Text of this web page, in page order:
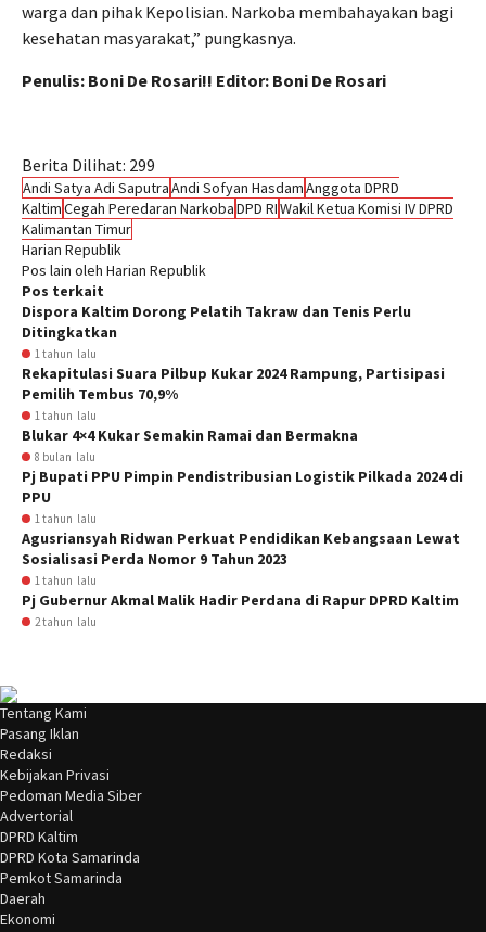
warga dan pihak Kepolisian. Narkoba membahayakan bagi
kesehatan masyarakat,” pungkasnya.
Penulis: Boni De Rosari!! Editor: Boni De Rosari
Berita Dilihat: 299
Andi Satya Adi SaputraAndi Sofyan HasdamAnggota DPRD
KaltimCegah Peredaran NarkobaDPD RIWakil Ketua Komisi IV DPRD
Kalimantan Timur
Harian Republik
Pos lain oleh Harian Republik
Pos terkait
Dispora Kaltim Dorong Pelatih Takraw dan Tenis Perlu
Ditingkatkan
1 tahun lalu
Rekapitulasi Suara Pilbup Kukar 2024 Rampung, Partisipasi
Pemilih Tembus 70,9%
1 tahun lalu
Blukar 4×4 Kukar Semakin Ramai dan Bermakna
8 bulan lalu
Pj Bupati PPU Pimpin Pendistribusian Logistik Pilkada 2024 di
PPU
1 tahun lalu
Agusriansyah Ridwan Perkuat Pendidikan Kebangsaan Lewat
Sosialisasi Perda Nomor 9 Tahun 2023
1 tahun lalu
Pj Gubernur Akmal Malik Hadir Perdana di Rapur DPRD Kaltim
2 tahun lalu
Tentang Kami
Pasang Iklan
Redaksi
Kebijakan Privasi
Pedoman Media Siber
Advertorial
DPRD Kaltim
DPRD Kota Samarinda
Pemkot Samarinda
Daerah
Ekonomi